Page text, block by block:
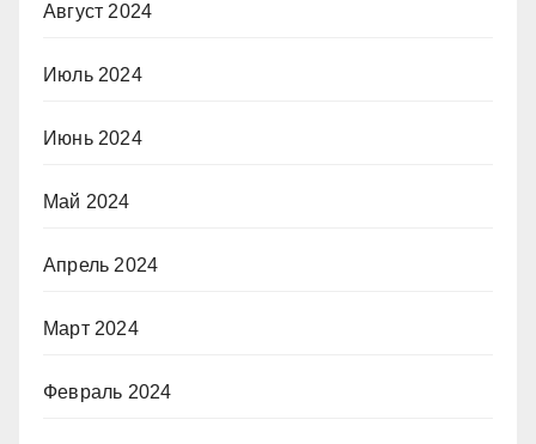
Август 2024
Июль 2024
Июнь 2024
Май 2024
Апрель 2024
Март 2024
Февраль 2024